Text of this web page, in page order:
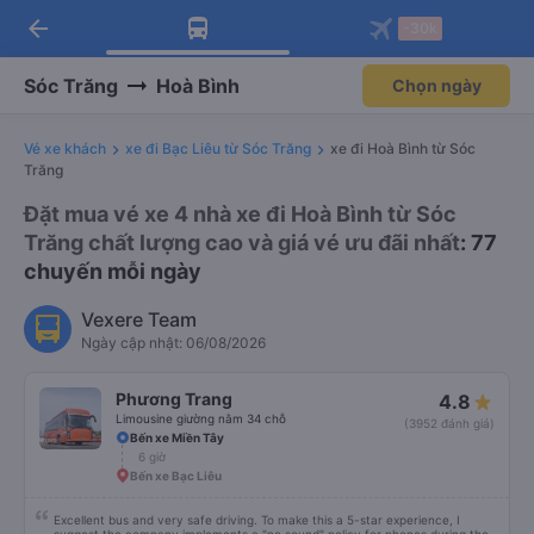
Tải app Vexere ngay!
Nhận ưu đãi thành viên độc
Mở app
Tải app Vexere
-30k/ghế khi đặt vé máy bay qua
Mở app
arrow_back
Sóc Trăng Hoà Bình Chọn ngày
Vé xe khách xe đi Bạc Liêu từ Sóc Trăng
xe đi Hoà Bình từ Sóc
Trăng
Đặt mua vé xe 4 nhà xe đi Hoà Bình từ Sóc
Trăng chất lượng cao và giá vé ưu đãi nhất: 77
chuyến mỗi ngày
Vexere Team
Ngày cập nhật: 06/08/2026
Phương Trang
Limousine giường nằm 34 chỗ
4.8
(3952 đánh giá)
Bến xe Miền Tây
6 giờ
Bến xe Bạc Liêu
Excellent bus and very safe driving. To make this a 5-star experience, I